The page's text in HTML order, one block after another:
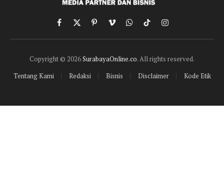
Facebook
X
(Twitter)
PinterestVimeoWhatsApp
TikTokInstagram
Copyright © 2026SurabayaOnline.co. All rights reserved.
Tentang Kami
Redaksi Bisnis Disclaimer Kode Etik